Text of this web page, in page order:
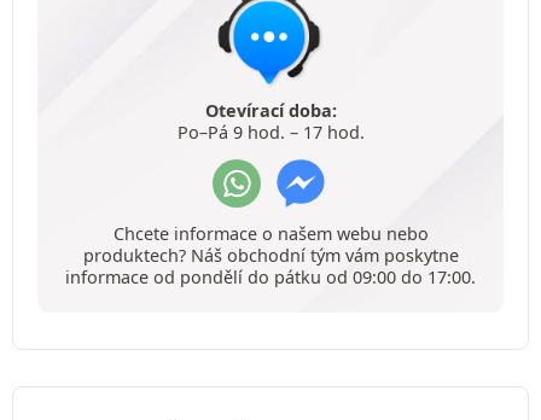
Otevírací doba:
Po–Pá 9 hod. – 17 hod.
Chcete informace o našem webu nebo
produktech? Náš obchodní tým vám poskytne
informace od pondělí do pátku od 09:00 do 17:00.